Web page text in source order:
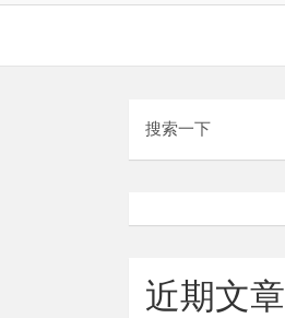
搜索一下
近期文章